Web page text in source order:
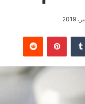
بينتيريست